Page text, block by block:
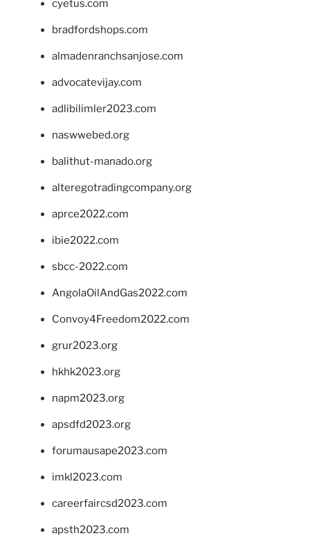
cyetus.com
bradfordshops.com
almadenranchsanjose.com
advocatevijay.com
adlibilimler2023.com
naswwebed.org
balithut-manado.org
alteregotradingcompany.org
aprce2022.com
ibie2022.com
sbcc-2022.com
AngolaOilAndGas2022.com
Convoy4Freedom2022.com
grur2023.org
hkhk2023.org
napm2023.org
apsdfd2023.org
forumausape2023.com
imkl2023.com
careerfaircsd2023.com
apsth2023.com